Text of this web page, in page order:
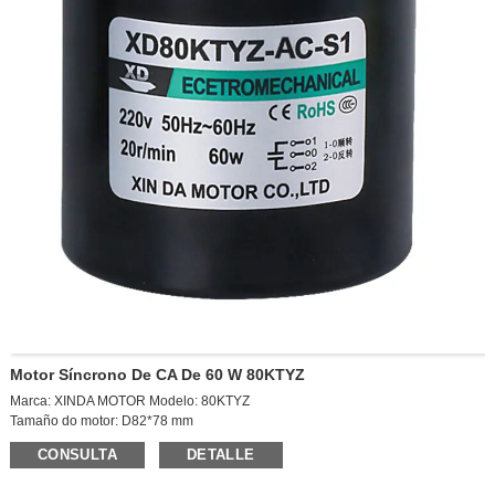
Motor Síncrono De CA De 60 W 80KTYZ
Marca: XINDA MOTOR Modelo: 80KTYZ
Tamaño do motor: D82*78 mm
Velocidade de saída: 10 RPM
Voltaxe: CA 220 V
CONSULTA DETALLE